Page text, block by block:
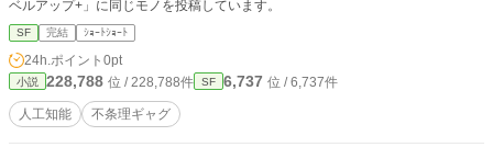
ベルアップ+」に同じモノを投稿しています。
SF 完結 ｼｮｰﾄｼｮｰﾄ
24h.ポイント 0pt
小説 228,788 位 / 228,788件 SF 6,737 位 / 6,737件
人工知能 不条理ギャグ